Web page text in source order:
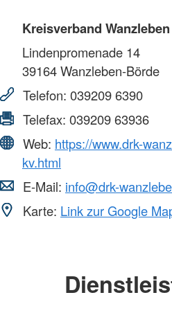
Kreisverband Wanzleben
Lindenpromenade 14
39164Wanzleben-Börde
Telefon: 039209 6390
Telefax: 039209 63936
Web: https://www.drk-
kv.html
E-Mail: info@drk-
Karte: Link zur Google